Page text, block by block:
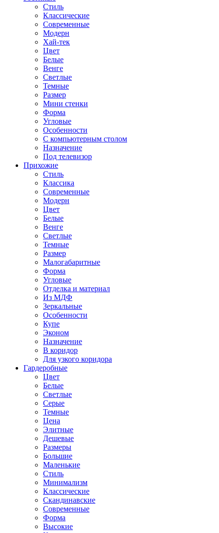
Стиль
Классические
Современные
Модерн
Хай-тек
Цвет
Белые
Венге
Светлые
Темные
Размер
Мини стенки
Форма
Угловые
Особенности
С компьютерным столом
Назначение
Под телевизор
Прихожие
Стиль
Классика
Современные
Модерн
Цвет
Белые
Венге
Светлые
Темные
Размер
Малогабаритные
Форма
Угловые
Отделка и материал
Из МДФ
Зеркальные
Особенности
Купе
Эконом
Назначение
В коридор
Для узкого коридора
Гардеробные
Цвет
Белые
Светлые
Серые
Темные
Цена
Элитные
Дешевые
Размеры
Большие
Маленькие
Стиль
Минимализм
Классические
Скандинавские
Современные
Форма
Высокие